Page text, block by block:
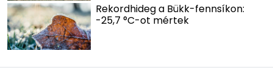
Rekordhideg a Bükk-fennsíkon:
-25,7 °C-ot mértek